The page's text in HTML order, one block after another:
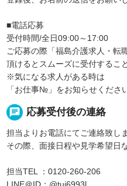
■電話応募
受付時間/全日09:00～17:00
ご応募の際「福島介護求人・転
頂けるとスムーズに受付するこ
※気になる求人がある時は
「お仕事№」をお知らせくださ
chat 応募受付後の連絡
担当よりお電話にてご連絡致し
その際、面接日程や見学希望日
担当TEL ：0120-260-206
LINE＠ID：@tuj6993l